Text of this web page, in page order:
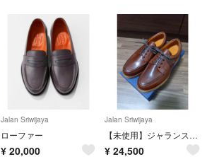
Jalan Sriwijaya
ローファー
¥ 20,000
Jalan Sriwijaya
【未使用】ジャランスリワヤ99081 UK7.5 ライトブラウン ビブラムソール
¥ 24,500